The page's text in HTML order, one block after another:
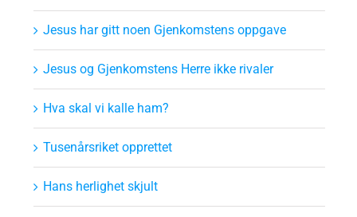
Jesus har gitt noen Gjenkomstens oppgave
Jesus og Gjenkomstens Herre ikke rivaler
Hva skal vi kalle ham?
Tusenårsriket opprettet
Hans herlighet skjult